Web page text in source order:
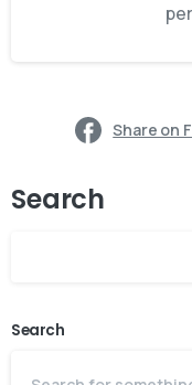
Share on
Search
Search